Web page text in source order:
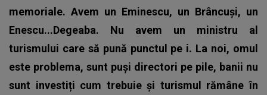
memoriale. Avem un Eminescu, un Brâncuși, un
Enescu...Degeaba. Nu avem un ministru al
turismului care să pună punctul pe i. La noi, omul
este problema, sunt puși directori pe pile, banii nu
sunt investiți cum trebuie și turismul rămâne în